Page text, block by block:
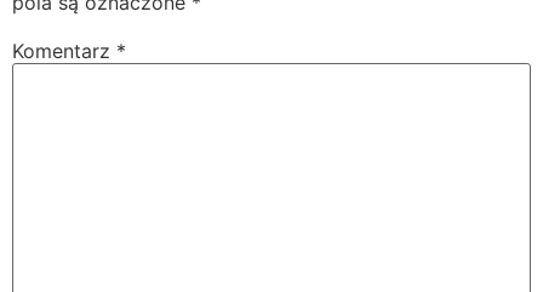
Komentarz *